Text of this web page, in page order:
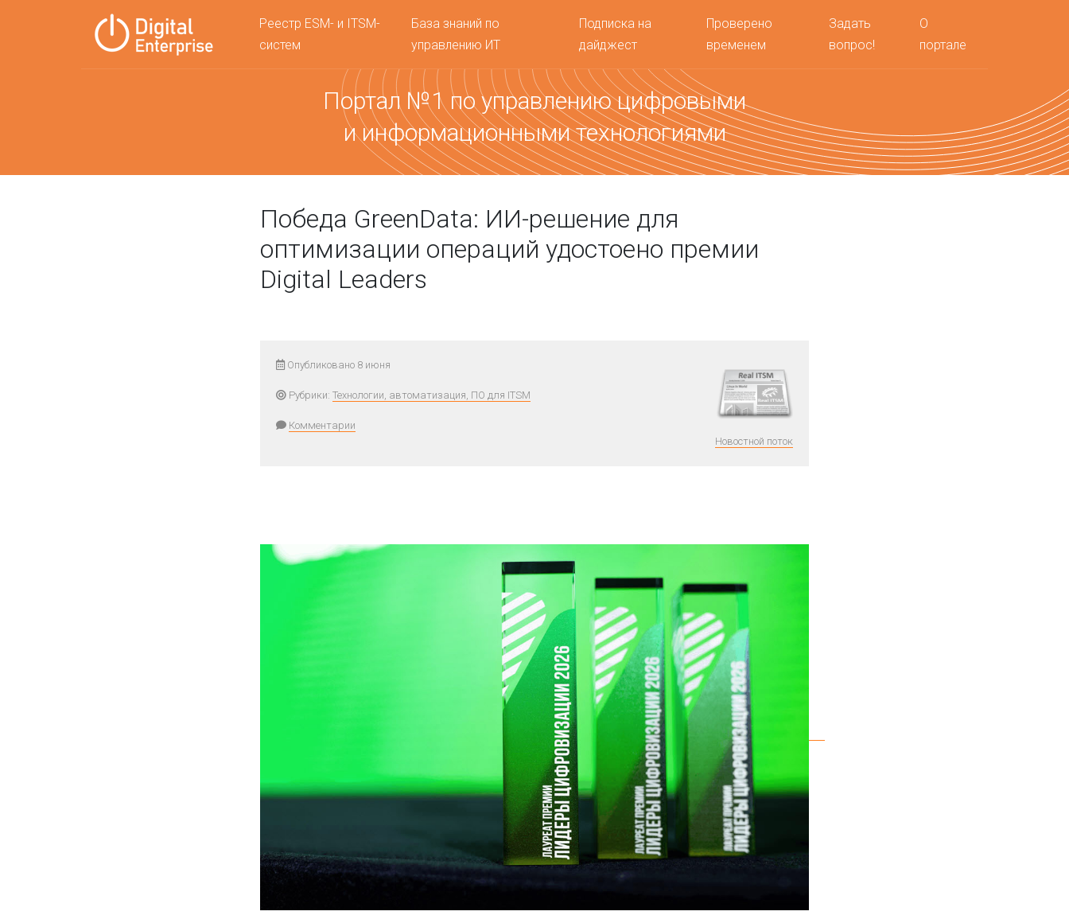
Реестр ESM- и ITSM-
систем
База знаний по
управлению ИТ
Подписка на
дайджест
Проверено
временем
Задать
вопрос!
О
портале
Портал №1 по управлению цифровыми
и информационными технологиями
Победа GreenData: ИИ-решение для
оптимизации операций удостоено премии
Digital Leaders
Опубликовано 8 июня
Рубрики: Технологии, автоматизация, ПО для ITSM
Комментарии
Новостной поток